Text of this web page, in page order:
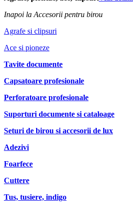
Inapoi la Accesorii pentru birou
Agrafe si clipsuri
Ace si pioneze
Tavite documente
Capsatoare profesionale
Perforatoare profesionale
Suporturi documente si cataloage
Seturi de birou si accesorii de lux
Adezivi
Foarfece
Cuttere
Tus, tusiere, indigo